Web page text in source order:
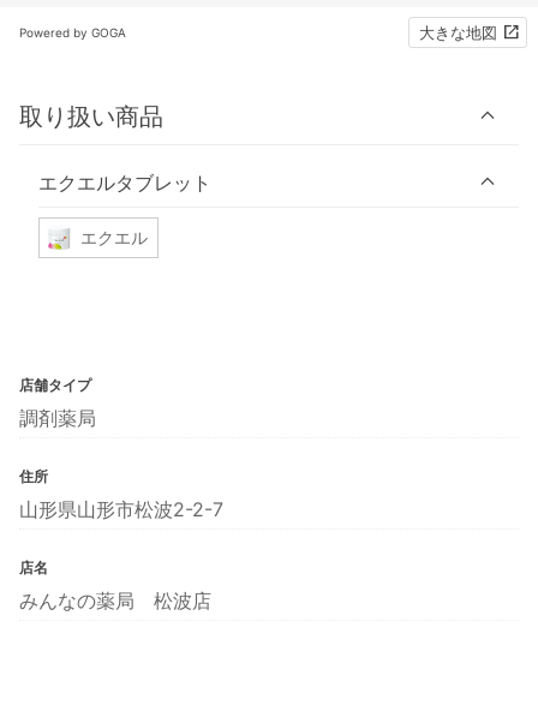
Powered by GOGA 大きな地図
取り扱い商品
エクエルタブレット
エクエル
店舗タイプ
調剤薬局
住所
山形県山形市松波2-2-7
店名
みんなの薬局 松波店